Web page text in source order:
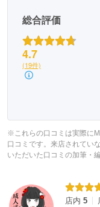
総合評価
4.7
(19件)
※これらの口コミは実際に
口コミです。来店されてい
いただいた口コミの加筆・
店内 5